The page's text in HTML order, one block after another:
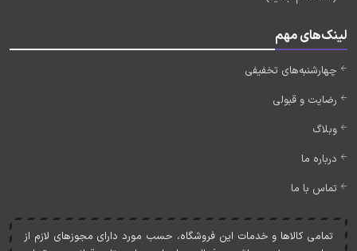
لینک‌های مهم
چهارشنبه‌های تخفیفی
رضایت و قبولی
وبلاگ
درباره ما
تماس با ما
تمامی کالاها و خدمات اين فروشگاه، حسب مورد دارای مجوزهای لازم از